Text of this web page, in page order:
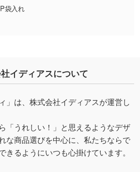
コードを入れたい／QRコード
袋入れ
イディアスについて
」は、株式会社イディアスが運営し
「うれしい！」と思えるようなデザ
な商品選びを中心に、私たちならで
きるようにいつも心掛けています。